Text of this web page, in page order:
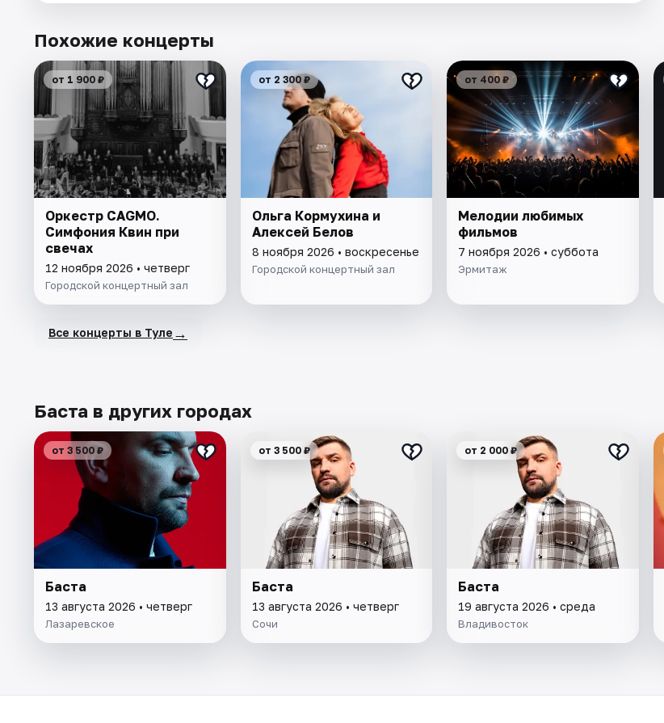
Похожие концерты
от 1 900 ₽
Оркестр CAGMO.
Симфония Квин при
свечах
12 ноября 2026 • четверг
Городской концертный зал
от 2 300 ₽
Ольга Кормухина и
Алексей Белов
8 ноября 2026 • воскресенье
Городской концертный зал
от 400 ₽
Мелодии любимых
фильмов
7 ноября 2026 • суббота
Эрмитаж
Все концерты в Туле →
Баста в других городах
от 3 500 ₽
Баста
13 августа 2026 • четверг
Лазаревское
от 3 500 ₽
Баста
13 августа 2026 • четверг
Сочи
от 2 000 ₽
Баста
19 августа 2026 • среда
Владивосток